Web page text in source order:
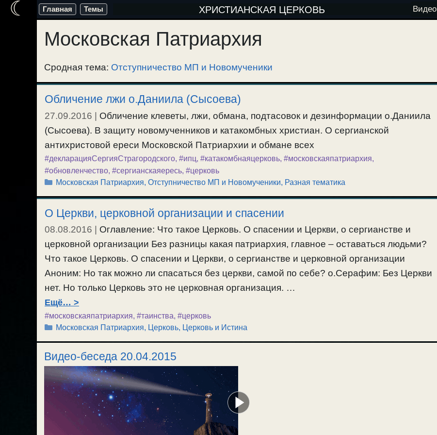
Перейти
содержимому
Главная Темы ХРИСТИАНСКАЯ ЦЕРКОВЬ Видео
Московская Патриархия
Сродная тема: Отступничество МП и Новомученики
Обличение лжи о.Даниила (Сысоева)
27.09.2016 | Обличение клеветы, лжи, обмана, подтасовок и дезинформации о.Даниила
(Сысоева). В защиту новомученников и катакомбных христиан. О сергианской
антихристовой ереси Московской Патриархии и обмане всех
#декларацияСергияСтрагородского, #ипц, #катакомбнаяцерковь, #московскаяпатриархия,
#обновленчество, #сергианскаяересь, #церковь
Рубрики
Московская Патриархия, Отступничество МП и Новомученики, Разная тематика
О Церкви, церковной организации и спасении
08.08.2016
Оглавление: Что такое Церковь. О спасении и Церкви, о сергианстве и
церковной организации Без разницы какая патриархия, главное – оставаться людьми?
Что такое Церковь. О спасении и Церкви, о сергианстве и церковной организации
Аноним: Но так можно ли спасаться без церкви, самой по себе? о.Серафим: Без Церкви
нет. Но только Церковь это не церковная организация. …
Ещё…
#московскаяпатриархия, #таинства, #церковь
Рубрики
Московская Патриархия, Церковь, Церковь и Истина
Видео-беседа 20.04.2015
☾